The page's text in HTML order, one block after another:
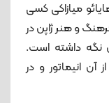
میازاکی کسی
و هنر ژاپن در
نگه داشته است.
آن انیماتور و در